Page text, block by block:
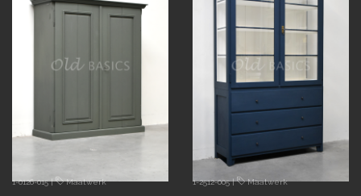
1-0126-015| Maatwerk 1-2512-005| Maatwerk